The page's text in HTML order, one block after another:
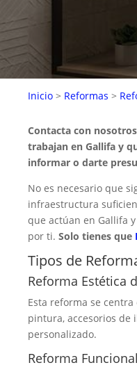
Inicio > Reformas >
Contacta con
trabajan en Gallifa y
informar o darte
No es necesario que
infraestructura
que actúan en Gallifa
por ti. Solo tienes que
Tipos de
Reforma Estética
Esta reforma se
pintura, accesorios de
personalizado.
Reforma